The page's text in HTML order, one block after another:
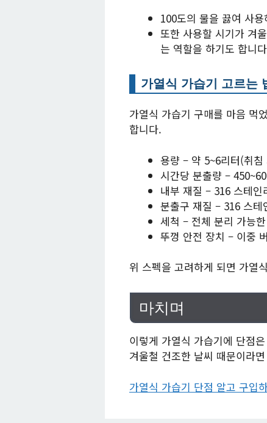
100도의 물을 끓여 사
또한 사용할 시기가 겨
는 역할을 하기도 합니
가열식 가습기 고르는
가열식 가습기 구매를 마음 먹
합니다.
용량 – 약 5~6리터(취
시간당 분출량 –
내부 재질 – 316 스테
분출구 재질 – 316 스테
세척 – 전체 분리 가능
뚜껑 안전 장치 – 이중
위 스펙을 고려하게 되면 가열
마치며
이렇게 가열식 가습기에 단점
겨울철 건조한 날씨 때문이라
가열식 가습기 단점 알고 구입